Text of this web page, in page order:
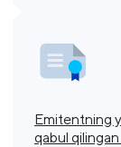
Emitentning
qabul